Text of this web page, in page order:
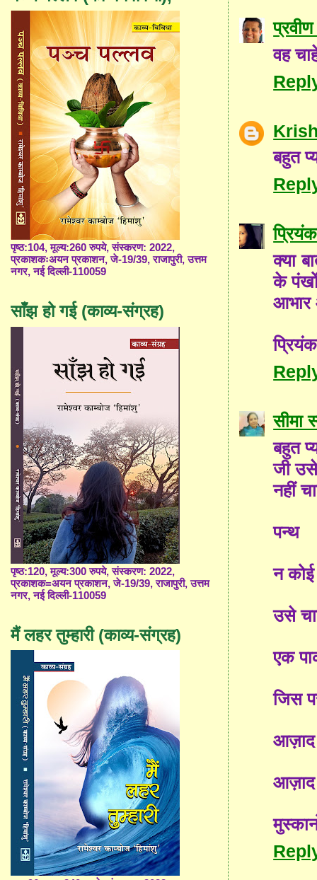
वह
बहुत
क्या
के
आभार
सीमा
बहुत
जी
नहीं
पन्थ
न
उसे
एक
जिस
आज़ाद
आज़ाद
पृष्ठ:104, मूल्य:260 रुपये, संस्करण: 2022,
प्रकाशकःअयन प्रकाशन, जे-19/39, राजापुरी, उत्तम
नगर, नई दिल्ली-110059
साँझ हो गई (काव्य-संग्रह)
पृष्ठ:120, मूल्य:300 रुपये, संस्करण: 2022,
प्रकाशक=अयन प्रकाशन, जे-19/39, राजापुरी, उत्तम
नगर, नई दिल्ली-110059
मैं लहर तुम्हारी (काव्य-संग्रह)